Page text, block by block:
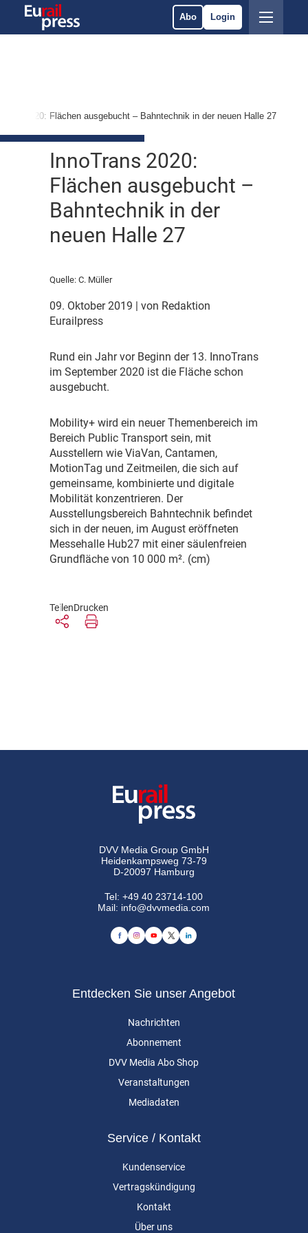
Abo Login
2020: Flächen ausgebucht – Bahntechnik in der neuen Halle 27
InnoTrans 2020:
Flächen ausgebucht –
Bahntechnik in der
neuen Halle 27
Quelle: C. Müller
09. Oktober 2019
| von Redaktion
Eurailpress
Rund ein Jahr vor Beginn der 13. InnoTrans
im September 2020 ist die Fläche schon
ausgebucht.
Mobility+ wird ein neuer Themenbereich im
Bereich Public Transport sein, mit
Ausstellern wie ViaVan, Cantamen,
MotionTag und Zeitmeilen, die sich auf
gemeinsame, kombinierte und digitale
Mobilität konzentrieren. Der
Ausstellungsbereich Bahntechnik befindet
sich in der neuen, im August eröffneten
Messehalle Hub27 mit einer säulenfreien
Grundfläche von 10 000 m². (cm)
TeilenDrucken
DVV Media Group GmbH
Heidenkampsweg 73-79
D-20097 Hamburg
Tel:+49 40 23714-100
Mail: info@dvvmedia.com
Entdecken Sie unser Angebot
Nachrichten
Abonnement
DVV Media Abo Shop
Veranstaltungen
Mediadaten
Service / Kontakt
Kundenservice
Vertragskündigung
Kontakt
Über uns